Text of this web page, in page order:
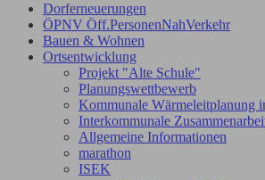
Dorferneuerungen
ÖPNV Öff.PersonenNahVerkehr
Bauen & Wohnen
Ortsentwicklung
Projekt "Alte Schule"
Planungswettbewerb
Kommunale Wärmeleitplanung
Interkommunale
Allgemeine Informationen
marathon
ISEK